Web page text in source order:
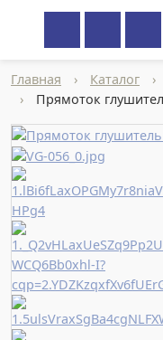
Главная › Каталог ›
›
Прямотoк